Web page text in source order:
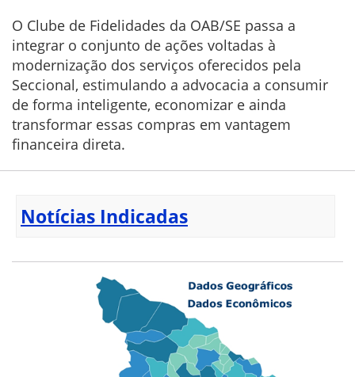
O Clube de Fidelidades da OAB/SE passa a
integrar o conjunto de ações voltadas à
modernização dos serviços oferecidos pela
Seccional, estimulando a advocacia a consumir
de forma inteligente, economizar e ainda
transformar essas compras em vantagem
financeira direta.
Notícias Indicadas